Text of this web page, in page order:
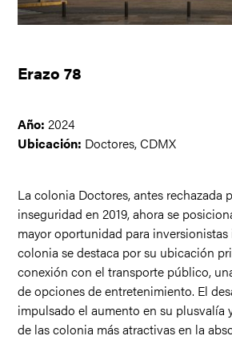
Erazo 78
Año: 2024
Ubicación: Doctores, CDMX
La colonia Doctores, antes rechazada
inseguridad en 2019, ahora se
mayor oportunidad para
colonia se destaca por su ubicación
conexión con el transporte público,
de opciones de entretenimiento. El
impulsado el aumento en su plusvalía
de las colonia más atractivas en la